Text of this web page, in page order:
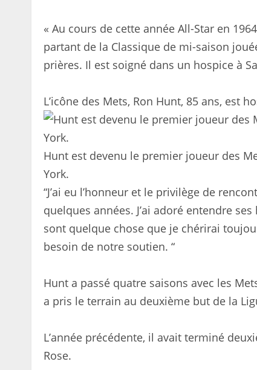
« Au cours de cette année All-Star en
partant de la Classique de mi-saison
prières. Il est soigné dans un hospice à
L’icône des Mets, Ron Hunt, 85 ans, est
Hunt est devenu le premier joueur des
York.
“J’ai eu l’honneur et le privilège de
quelques années. J’ai adoré entendre
sont quelque chose que je chérirai
besoin de notre soutien. “
Hunt a passé quatre saisons avec les
a pris le terrain au deuxième but de la
L’année précédente, il avait terminé
Rose.